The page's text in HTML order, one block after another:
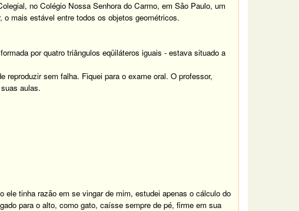
no Colégio Nossa Senhora do Carmo, em São Paulo, um
o mais estável entre todos os objetos geométricos.
por quatro triângulos eqüiláteros iguais - estava situado a
sem falha. Fiquei para o exame oral. O professor,
aulas.
ele tinha razão em se vingar de mim, estudei apenas o cálculo do
para o alto, como gato, caísse sempre de pé, firme em sua